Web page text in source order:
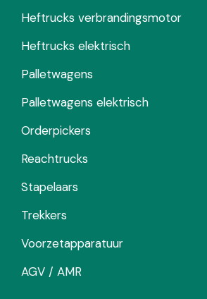
Heftrucks verbrandingsmotor
Heftrucks elektrisch
Palletwagens
Palletwagens elektrisch
Orderpickers
Reachtrucks
Stapelaars
Trekkers
Voorzetapparatuur
AGV / AMR